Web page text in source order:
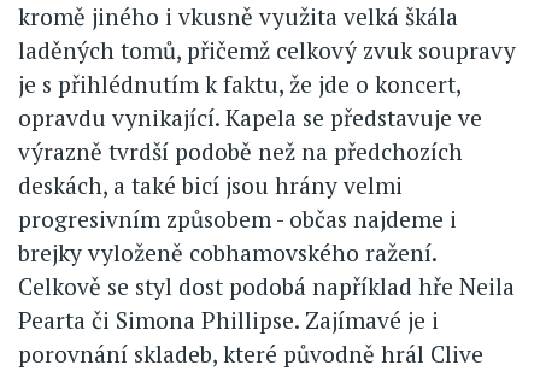
kromě jiného i vkusně využita velká škála
laděných tomů, přičemž celkový zvuk soupravy
je s přihlédnutím k faktu, že jde o koncert,
opravdu vynikající. Kapela se představuje ve
výrazně tvrdší podobě než na předchozích
deskách, a také bicí jsou hrány velmi
progresivním způsobem - občas najdeme i
brejky vyloženě cobhamovského ražení.
Celkově se styl dost podobá například hře Neila
Pearta či Simona Phillipse. Zajímavé je i
porovnání skladeb, které původně hrál Clive